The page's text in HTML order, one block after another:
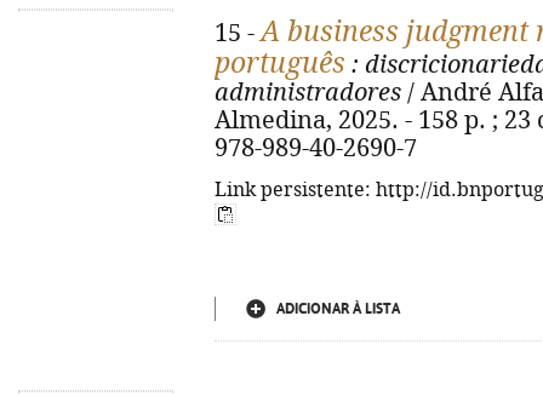
15 -A business
português :
administradores / André
Almedina, 2025. - 158 p. ;
978-989-40-2690-7
Link persistente: http://
ADICIONAR À LISTA